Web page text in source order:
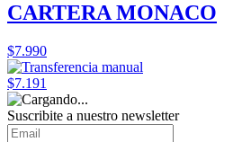
CARTERA MONACO
$7.990
$7.191
Suscribite a nuestro newsletter